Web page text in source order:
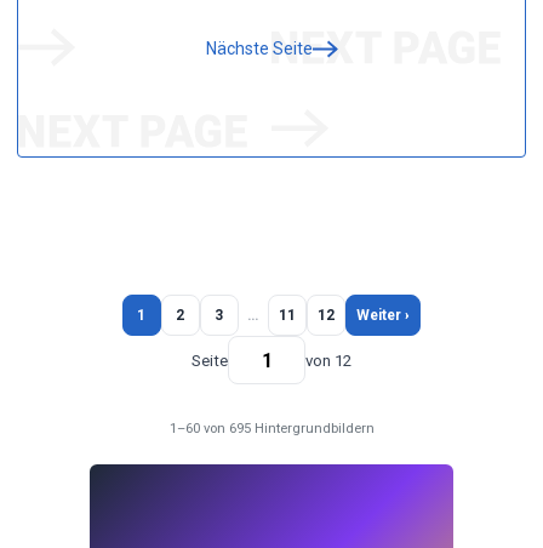
Nächste Seite
1 2 3 … 11 12 Weiter ›
Seite von 12
1–60 von 695 Hintergrundbildern